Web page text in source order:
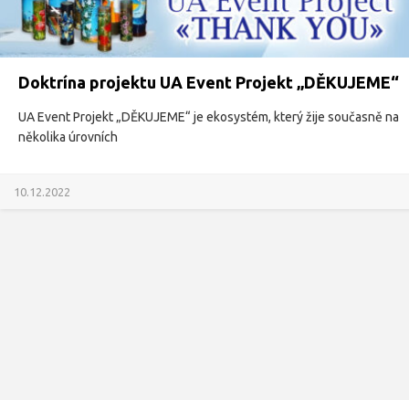
Doktrína projektu UA Event Projekt „DĚKUJEME“
UA Event Projekt „DĚKUJEME“ je ekosystém, který žije současně na
několika úrovních
10.12.2022